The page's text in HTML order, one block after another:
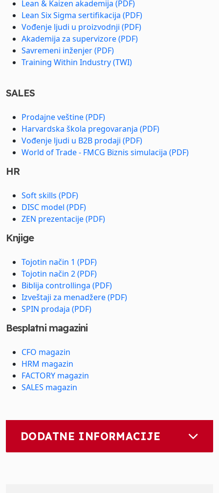
Lean & Kaizen akademija (PDF)
Lean Six Sigma sertifikacija (PDF)
Vođenje ljudi u proizvodnji (PDF)
Akademija za supervizore (PDF)
Savremeni inženjer (PDF)
Training Within Industry (TWI)
SALES
Prodajne veštine (PDF)
Harvardska škola pregovaranja (PDF)
Vođenje ljudi u B2B prodaji (PDF)
World of Trade - FMCG Biznis simulacija (PDF)
HR
Soft skills (PDF)
DISC model (PDF)
ZEN prezentacije (PDF)
Knjige
Tojotin način 1 (PDF)
Tojotin način 2 (PDF)
Biblija controllinga (PDF)
Izveštaji za menadžere (PDF)
SPIN prodaja (PDF)
Besplatni magazini
CFO magazin
HRM magazin
FACTORY magazin
SALES magazin
DODATNE INFORMACIJE